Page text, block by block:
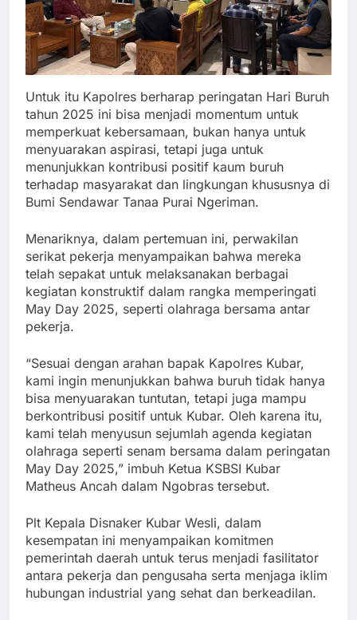
Untuk itu Kapolres berharap peringatan Hari Buruh
tahun 2025 ini bisa menjadi momentum untuk
memperkuat kebersamaan, bukan hanya untuk
menyuarakan aspirasi, tetapi juga untuk
menunjukkan kontribusi positif kaum buruh
terhadap masyarakat dan lingkungan khususnya di
Bumi Sendawar Tanaa Purai Ngeriman.
Menariknya, dalam pertemuan ini, perwakilan
serikat pekerja menyampaikan bahwa mereka
telah sepakat untuk melaksanakan berbagai
kegiatan konstruktif dalam rangka memperingati
May Day 2025, seperti olahraga bersama antar
pekerja.
“Sesuai dengan arahan bapak Kapolres Kubar,
kami ingin menunjukkan bahwa buruh tidak hanya
bisa menyuarakan tuntutan, tetapi juga mampu
berkontribusi positif untuk Kubar. Oleh karena itu,
kami telah menyusun sejumlah agenda kegiatan
olahraga seperti senam bersama dalam peringatan
May Day 2025,” imbuh Ketua KSBSI Kubar
Matheus Ancah dalam Ngobras tersebut.
Plt Kepala Disnaker Kubar Wesli, dalam
kesempatan ini menyampaikan komitmen
pemerintah daerah untuk terus menjadi fasilitator
antara pekerja dan pengusaha serta menjaga iklim
hubungan industrial yang sehat dan berkeadilan.